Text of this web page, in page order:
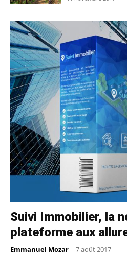
Suivi Immobilier, la
plateforme aux
Emmanuel Mozar - 7 août 2017